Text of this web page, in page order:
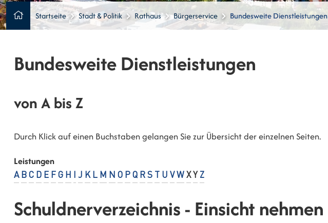
Startseite Stadt & Politik Rathaus Bürgerservice Bundesweite Dienstleistungen
Bundesweite Dienstleistungen
von A bis Z
Durch Klick auf einen Buchstaben gelangen Sie zur Übersicht der einzelnen Seiten.
Leistungen
A B C D E F G H J K L M N O P Q R S U V W X Y Z
Schuldnerverzeichnis - Einsicht nehmen